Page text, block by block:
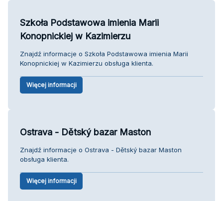
Szkoła Podstawowa imienia Marii
Konopnickiej w Kazimierzu
Znajdź informacje o Szkoła Podstawowa imienia Marii
Konopnickiej w Kazimierzu obsługa klienta.
Więcej informacji
Ostrava - Dětský bazar Maston
Znajdź informacje o Ostrava - Dětský bazar Maston
obsługa klienta.
Więcej informacji